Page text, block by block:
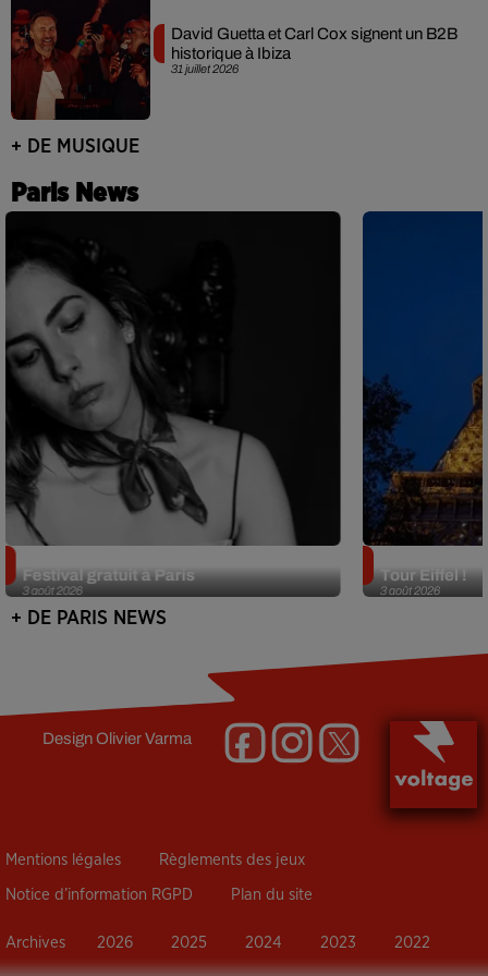
31 juillet 2026
David Guetta et Carl Cox signent un B2B
historique à Ibiza
+ DE MUSIQUE
Paris News
3 août 2026
Festival gratuit à Paris
3 août 2026
Tour Eiffel !
+ DE PARIS NEWS
DesignOlivier Varma
Mentions légales Règlements des jeux
Notice d’information RGPD Plan du site
Archives 2026 2025 2024 2023 2022